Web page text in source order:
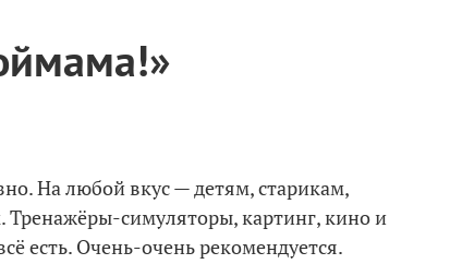
На любой вкус — детям, старикам,
симуляторы, картинг, кино и
есть. Очень-очень рекомендуется.